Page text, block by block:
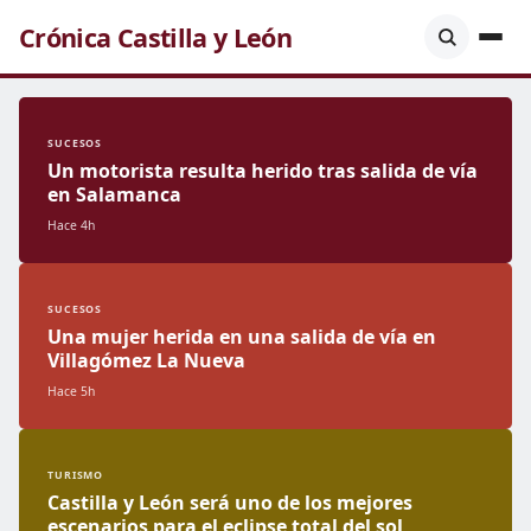
Crónica Castilla y León
SUCESOS
Un motorista resulta herido tras salida de vía
en Salamanca
Hace 4h
SUCESOS
Una mujer herida en una salida de vía en
Villagómez La Nueva
Hace 5h
TURISMO
Castilla y León será uno de los mejores